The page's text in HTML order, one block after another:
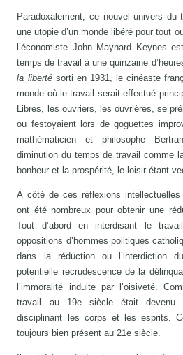
Paradoxalement, ce nouvel univers du
une utopie d’un monde libéré pour tout
l’économiste John Maynard Keynes
temps de travail à une quinzaine
la libertésorti en 1931, le cinéaste
monde où le travail serait effectué
Libres, les ouvriers, les ouvrières, se
ou festoyaient lors de goguettes
mathématicien et philosophe
diminution du temps de travail comme
bonheur et la prospérité, le loisir étant
À côté de ces réflexions
ont été nombreux pour obtenir une
Tout d’abord en interdisant le
oppositions d’hommes politiques
dans la réduction ou l’interdiction
potentielle recrudescence de la
l’immoralité induite par l’oisiveté.
travail au 19e siècle était devenu
disciplinant les corps et les esprits.
toujours bien présent au 21e siècle.